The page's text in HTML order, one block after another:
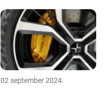
02 september 2024